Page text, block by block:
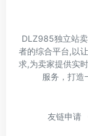
DLZ985独立站
者的综合平台,以
求,为卖家提供实
服务，打造
友链申请